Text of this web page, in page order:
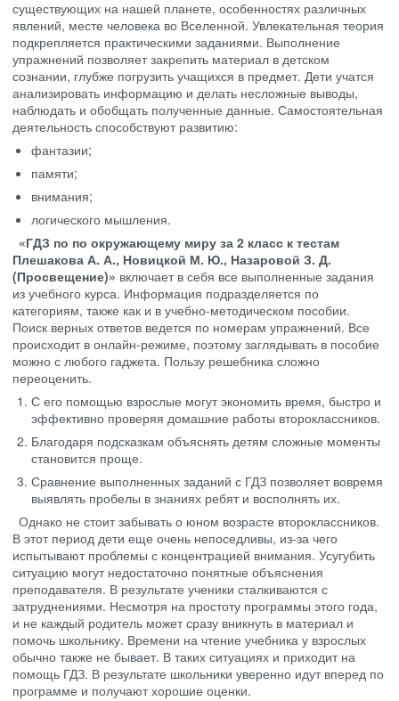
существующих на нашей планете, особенностях различных
явлений, месте человека во Вселенной. Увлекательная теория
подкрепляется практическими заданиями. Выполнение
упражнений позволяет закрепить материал в детском
сознании, глубже погрузить учащихся в предмет. Дети учатся
анализировать информацию и делать несложные выводы,
наблюдать и обобщать полученные данные. Самостоятельная
деятельность способствуют развитию:
фантазии;
памяти;
внимания;
логического мышления.
«ГДЗ по по окружающему миру за 2 класс к тестам
Плешакова А. А., Новицкой М. Ю., Назаровой З. Д.
(Просвещение)» включает в себя все выполненные задания
из учебного курса. Информация подразделяется по
категориям, также как и в учебно-методическом пособии.
Поиск верных ответов ведется по номерам упражнений. Все
происходит в онлайн-режиме, поэтому заглядывать в пособие
можно с любого гаджета. Пользу решебника сложно
переоценить.
С его помощью взрослые могут экономить время, быстро и
эффективно проверяя домашние работы второклассников.
Благодаря подсказкам объяснять детям сложные моменты
становится проще.
Сравнение выполненных заданий с ГДЗ позволяет вовремя
выявлять пробелы в знаниях ребят и восполнять их.
Однако не стоит забывать о юном возрасте второклассников.
В этот период дети еще очень непоседливы, из-за чего
испытывают проблемы с концентрацией внимания. Усугубить
ситуацию могут недостаточно понятные объяснения
преподавателя. В результате ученики сталкиваются с
затруднениями. Несмотря на простоту программы этого года,
и не каждый родитель может сразу вникнуть в материал и
помочь школьнику. Времени на чтение учебника у взрослых
обычно также не бывает. В таких ситуациях и приходит на
помощь ГДЗ. В результате школьники уверенно идут вперед по
программе и получают хорошие оценки.